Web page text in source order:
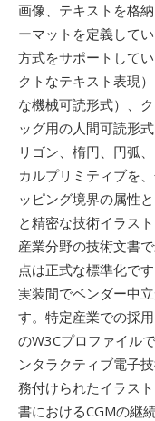
画像、テキストを格
ーマットを定義して
方式をサポートして
クトなテキスト表現
な機械可読形式）、
ッグ用の人間可読形
リゴン、楕円、円弧
カルプリミティブを
ッピング境界の属性
と精密な技術イラス
産業分野の技術文書
点は正式な標準化で
実装間でベンダー中
す。特定産業での採
のW3Cプロファイル
ンタラクティブ電子
務付けられたイラス
書におけるCGMの継